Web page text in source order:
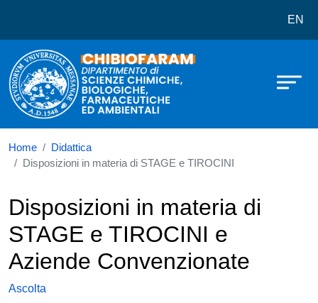
Dipartimento di Scienze EN
Home
Didattica
Disposizioni in materia di STAGE e TIROCINI
Disposizioni in materia di
STAGE e TIROCINI e
Aziende Convenzionate
Ascolta